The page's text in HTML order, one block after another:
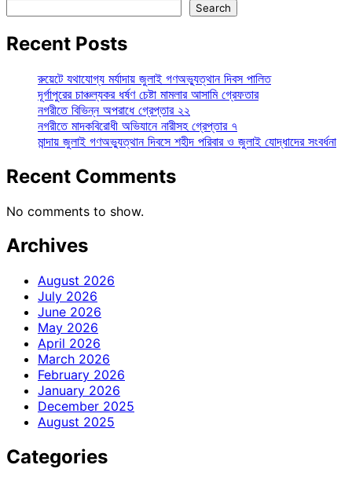
Search
Recent Posts
রুয়েটে যথাযোগ্য মর্যাদায় জুলাই গণঅভ্যুত্থান দিবস পালিত
দূর্গাপুরের চাঞ্চল্যকর ধর্ষণ চেষ্টা মামলার আসামি গ্রেফতার
নগরীতে বিভিন্ন অপরাধে গ্রেপ্তার ২২
নগরীতে মাদকবিরোধী অভিযানে নারীসহ গ্রেপ্তার ৭
মান্দায় জুলাই গণঅভ্যুত্থান দিবসে শহীদ পরিবার ও জুলাই যোদ্ধাদের সংবর্ধনা
Recent Comments
No comments to show.
Archives
August 2026
July 2026
June 2026
May 2026
April 2026
March 2026
February 2026
January 2026
December 2025
August 2025
Categories